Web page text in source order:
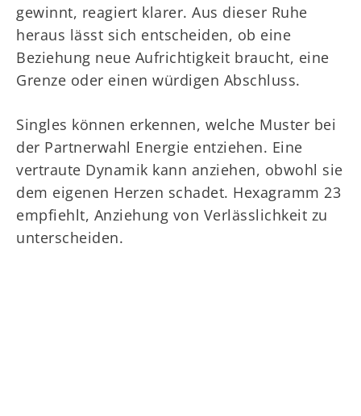
gewinnt, reagiert klarer. Aus dieser Ruhe
heraus lässt sich entscheiden, ob eine
Beziehung neue Aufrichtigkeit braucht, eine
Grenze oder einen würdigen Abschluss.
Singles können erkennen, welche Muster bei
der Partnerwahl Energie entziehen. Eine
vertraute Dynamik kann anziehen, obwohl sie
dem eigenen Herzen schadet. Hexagramm 23
empfiehlt, Anziehung von Verlässlichkeit zu
unterscheiden.